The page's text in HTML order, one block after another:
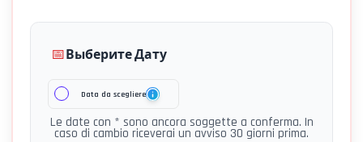
📅Выберите Дату
Data da scegliere
Le date con * sono ancora soggette a conferma. In
caso di cambio riceverai un avviso 30 giorni prima.